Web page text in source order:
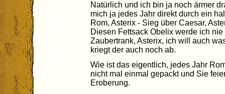
Natürlich und ich bin ja noch ärmer
mich ja jedes Jahr direkt durch ein
Rom, Asterix - Sieg über Caesar,
Diesen Fettsack Obelix werde ich
Zaubertrank, Asterix, ich will auch
kriegt der auch noch ab.
Wie ist das eigentlich, jedes Jahr
nicht mal einmal gepackt und Sie
Eroberung.